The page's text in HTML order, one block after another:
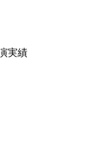
実績